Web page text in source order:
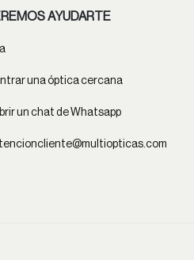
AYUDARTE
una óptica cercana
un chat de Whatsapp